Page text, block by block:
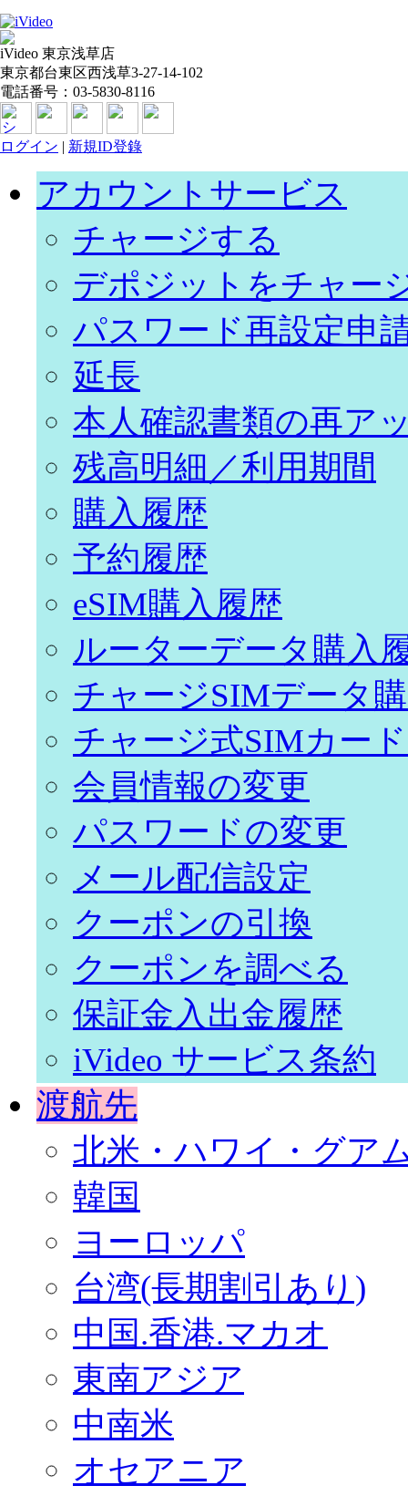
iVideo 東京浅草店
東京都台東区西浅草3-27-14-102
電話番号：03-5830-8116
ログイン | 新規ID登錄
アカウントサービス
チャージする
デポジットをチャー
パスワード再設定申
延長
本人確認書類の再ア
残高明細／利用期間
購入履歴
予約履歴
eSIM購入履歴
ルーターデータ購入
チャージSIMデータ
チャージ式SIMカー
会員情報の変更
パスワードの変更
メール配信設定
クーポンの引換
クーポンを調べる
保証金入出金履歴
iVideo サービス条約
渡航先
北米・ハワイ・グア
韓国
ヨーロッパ
台湾(長期割引あり)
中国.香港.マカオ
東南アジア
中南米
オセアニア